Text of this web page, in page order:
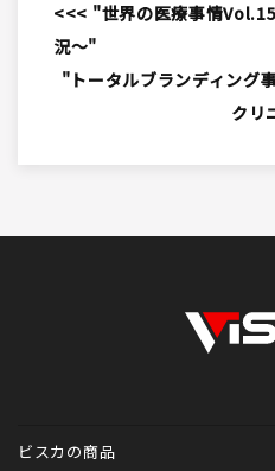
<<< "世界の医療事情
況～"
"トータルブランディング
クリ
ビスカの商品